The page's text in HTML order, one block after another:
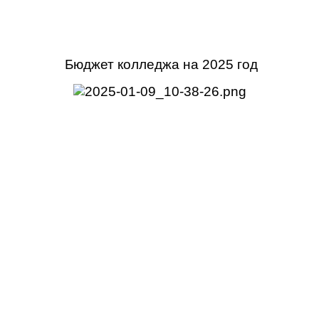
Бюджет колледжа на 2025 год